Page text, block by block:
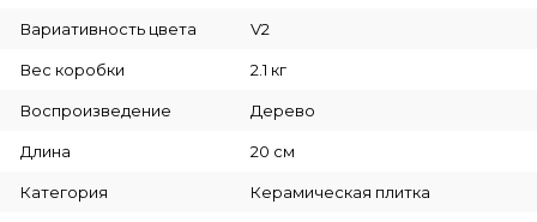
Вариативность цвета V2
Вес коробки 2.1 кг
Воспроизведение Дерево
Длина 20 см
Категория Керамическая плитка